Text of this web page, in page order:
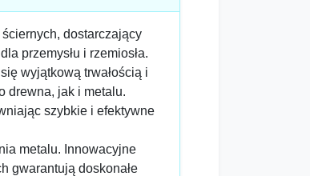
dostarczający
przemysłu i rzemiosła.
wyjątkową trwałością i
drewna, jak i metalu.
szybkie i efektywne
metalu. Innowacyjne
gwarantują doskonałe